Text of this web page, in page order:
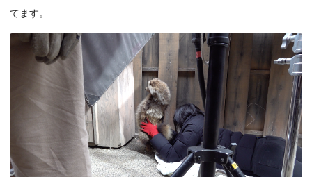
てます。